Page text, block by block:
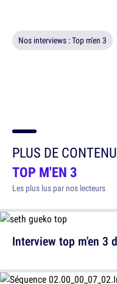
Nos interviews : Top m'en 3
PLUS DE
TOP M'EN 3
Les plus lus par nos lecteurs
Interview top m'en 3